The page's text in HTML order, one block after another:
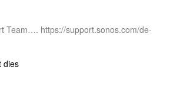
Team…. https://support.sonos.com/de-
dies